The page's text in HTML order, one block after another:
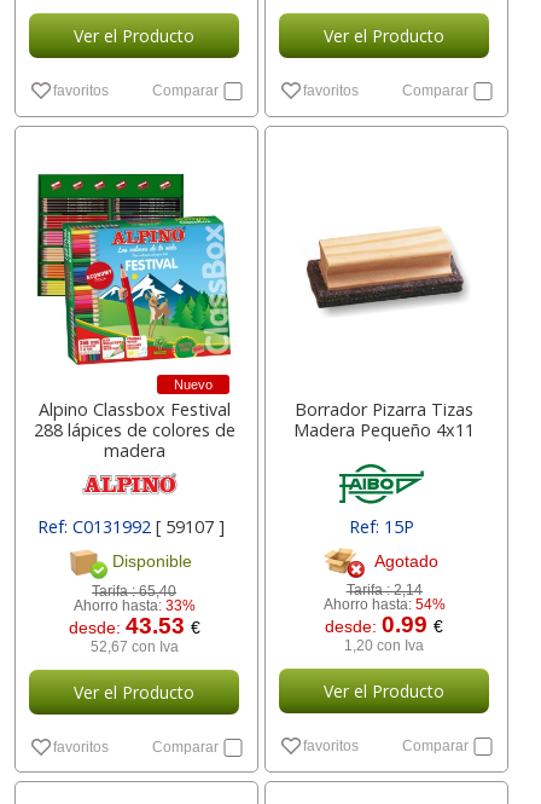
Ver el Producto
favoritos Comparar
Ver el Producto
favoritos Comparar
Nuevo
Alpino Classbox Festival
288 lápices de colores de
madera
Ref: C0131992 [ 59107 ]
Disponible
Tarifa :65,40
Ahorro hasta: 33%
desde: 43.53 €
52,67 con Iva
Ver el Producto
favoritos Comparar
Borrador Pizarra Tizas
Madera Pequeño 4x11
Ref: 15P
Agotado
Tarifa :2,14
Ahorro hasta: 54%
desde:0.99€
1,20 con Iva
Ver el Producto
favoritos Comparar